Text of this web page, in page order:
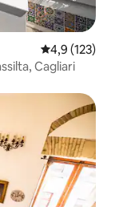
4,9 (123)
Cagliari